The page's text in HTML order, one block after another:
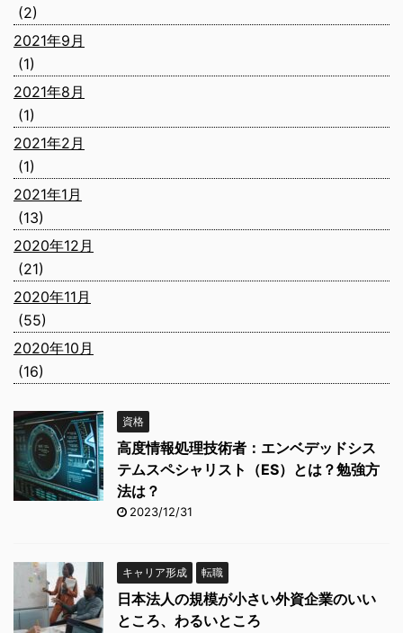
(2)
2021年9月
(1)
2021年8月
(1)
2021年2月
(1)
2021年1月
(13)
2020年12月
(21)
2020年11月
(55)
2020年10月
(16)
資格
高度情報処理技術者：エンベデッドシス
テムスペシャリスト（ES）とは？勉強方
法は？
2023/12/31
キャリア形成 転職
日本法人の規模が小さい外資企業のいい
ところ、わるいところ